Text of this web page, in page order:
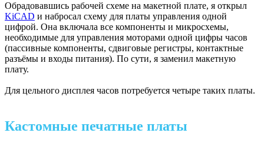
Обрадовавшись рабочей схеме на макетной плате, я открыл
KiCAD и набросал схему для платы управления одной
цифрой. Она включала все компоненты и микросхемы,
необходимые для управления моторами одной цифры часов
(пассивные компоненты, сдвиговые регистры, контактные
разъёмы и входы питания). По сути, я заменил макетную
плату.
Для цельного дисплея часов потребуется четыре таких платы.
Кастомные печатные платы